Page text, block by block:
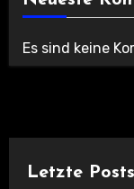
Es sind keine
Letzte Posts